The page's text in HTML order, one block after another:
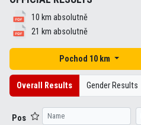
10 km absolutně
21 km absolutně
Pochod 10 km
Overall Results Gender Results
Pos